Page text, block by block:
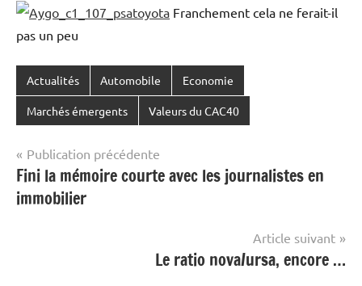
Franchement cela ne ferait-il
pas un peu
Actualités Automobile Economie
Marchés émergents Valeurs du CAC40
Navigation
de
l’article
Publication précédente
Fini la mémoire courte avec les journalistes en
immobilier
Article suivant
Le ratio nova/ursa, encore …